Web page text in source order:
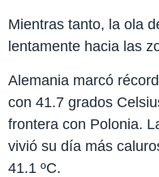
Mientras tanto, la ola
lentamente hacia las
Alemania marcó
con 41.7 grados
frontera con Polonia.
vivió su día más
41.1 ºC.